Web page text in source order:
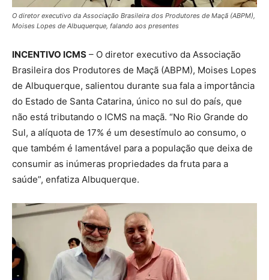
O diretor executivo da Associação Brasileira dos Produtores de Maçã (ABPM),
Moises Lopes de Albuquerque, falando aos presentes
INCENTIVO ICMS – O diretor executivo da Associação
Brasileira dos Produtores de Maçã (ABPM), Moises Lopes
de Albuquerque, salientou durante sua fala a importância
do Estado de Santa Catarina, único no sul do país, que
não está tributando o ICMS na maçã. “No Rio Grande do
Sul, a alíquota de 17% é um desestímulo ao consumo, o
que também é lamentável para a população que deixa de
consumir as inúmeras propriedades da fruta para a
saúde”, enfatiza Albuquerque.